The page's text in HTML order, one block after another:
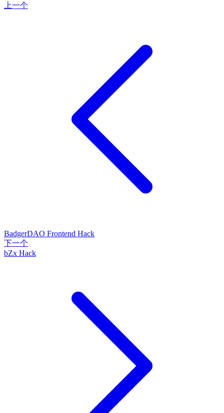
上一个
BadgerDAO Frontend Hack
下一个
bZx Hack